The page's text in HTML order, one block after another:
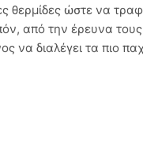
θερμίδες ώστε να
από την έρευνα
να διαλέγει τα πιο